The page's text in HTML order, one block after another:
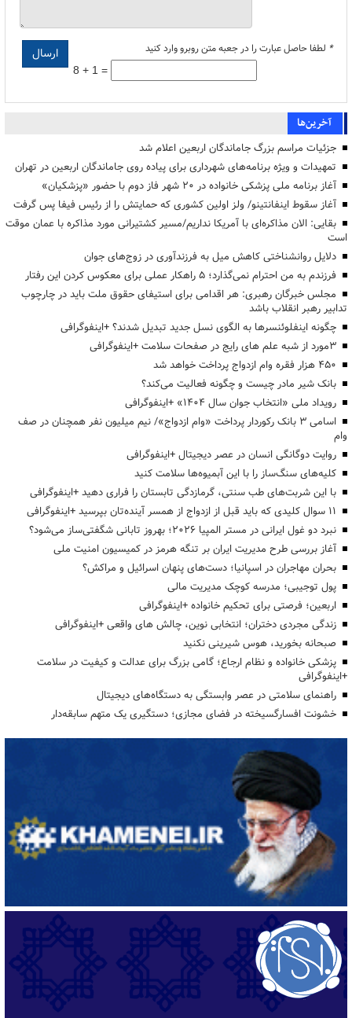
* لطفا حاصل عبارت را در جعبه متن روبرو وارد کنید
8 + 1 =
آخرین‌ها
جزئیات مراسم بزرگ جاماندگان اربعین اعلام شد
تمهیدات و ویژه برنامه‌های شهرداری برای پیاده روی جاماندگان اربعین در تهران
آغاز برنامه ملی پزشکی خانواده در ۲۰ شهر فاز دوم با حضور «پزشکیان»
آغاز سقوط اینفانتینو/ ولز اولین کشوری که حمایتش را از رئیس فیفا پس گرفت
بقایی: الان مذاکره‌ای با آمریکا نداریم/مسیر کشتیرانی مورد مذاکره با عمان موقت
است
دلایل روانشناختی کاهش میل به فرزندآوری در زوج‌های جوان
فرزندم به من احترام نمی‌گذارد؛ ۵ راهکار عملی برای معکوس کردن این رفتار
مجلس خبرگان رهبری: هر اقدامی برای استیفای حقوق ملت باید در چارچوب
تدابیر رهبر انقلاب باشد
چگونه اینفلوئنسرها به الگوی نسل جدید تبدیل شدند؟ +اینفوگرافی
3مورد از شبه علم های رایج در صفحات سلامت +اینفوگرافی
۴۵۰ هزار فقره وام ازدواج پرداخت خواهد شد
بانک شیر مادر چیست و چگونه فعالیت می‌کند؟
رویداد ملی «انتخاب جوان سال ۱۴۰۴» +اینفوگرافی
اسامی ۳ بانک رکوردار پرداخت «وام ازدواج»/ نیم میلیون نفر همچنان در صف
وام
روایت دوگانگی انسان در عصر دیجیتال +اینفوگرافی
کلیه‌های سنگ‌ساز را با این آبمیوه‌ها سلامت کنید
با این شربت‌های طب سنتی، گرمازدگی تابستان را فراری دهید +اینفوگرافی
۱۱ سوال کلیدی که باید قبل از ازدواج از همسر آینده‌تان بپرسید +اینفوگرافی
نبرد دو غول ایرانی در مستر المپیا ۲۰۲۶؛ بهروز تابانی شگفتی‌ساز می‌شود؟
آغاز بررسی طرح مدیریت ایران بر تنگه هرمز در کمیسیون امنیت ملی
بحران مهاجران در اسپانیا؛ دست‌های پنهان اسرائیل و مراکش؟
پول توجیبی؛ مدرسه کوچک مدیریت مالی
اربعین؛ فرصتی برای تحکیم خانواده +اینفوگرافی
زندگی مجردی دختران؛ انتخابی نوین، چالش های واقعی +اینفوگرافی
صبحانه بخورید، هوس شیرینی نکنید
پزشکی خانواده و نظام ارجاع؛ گامی بزرگ برای عدالت و کیفیت در سلامت
+اینفوگرافی
راهنمای سلامتی در عصر وابستگی به دستگاه‌های دیجیتال
خشونت افسارگسیخته در فضای مجازی؛ دستگیری یک متهم سابقه‌دار